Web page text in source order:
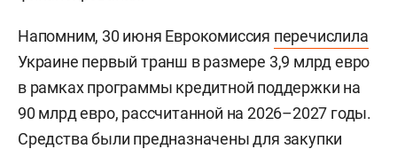
Напомним, 30 июня Еврокомиссия перечислила
Украине первый транш в размере 3,9 млрд евро
в рамках программы кредитной поддержки на
90 млрд евро, рассчитанной на 2026–2027 годы.
Средства были предназначены для закупки